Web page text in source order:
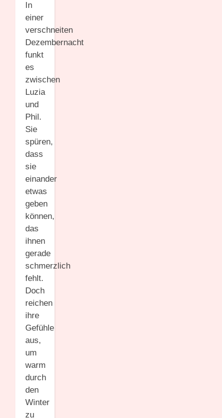
In
einer
verschneiten
Dezembernacht
funkt
es
zwischen
Luzia
und
Phil.
Sie
spüren,
dass
sie
einander
etwas
geben
können,
das
ihnen
gerade
schmerzlich
fehlt.
Doch
reichen
ihre
Gefühle
aus,
um
warm
durch
den
Winter
zu